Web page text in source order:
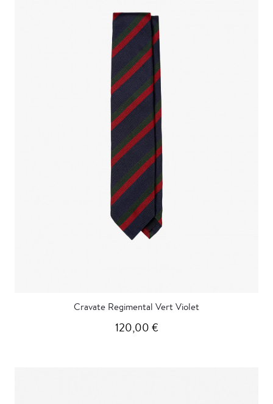
Cravate Regimental Vert Violet
120,00 €